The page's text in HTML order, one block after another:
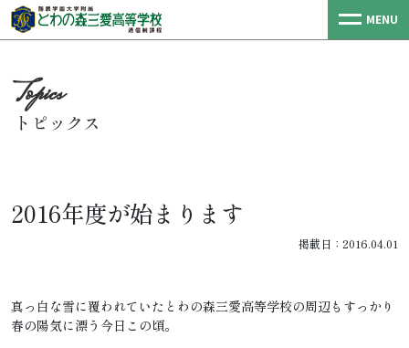
MENU
トピックス
2016年度が始まります
掲載日：2016.04.01
真っ白な雪に覆われていたとわの森三愛高等学校の周辺もすっかり
春の陽気に漂う今日この頃。